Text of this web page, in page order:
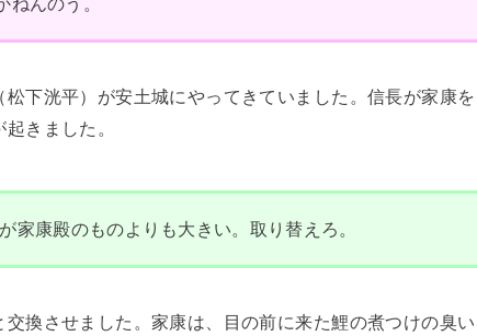
松下洸平）が安土城にやってきていました。信長が家康
きました。
家康殿のものよりも大きい。取り替えろ。
換させました。家康は、目の前に来た鯉の煮つけの臭い